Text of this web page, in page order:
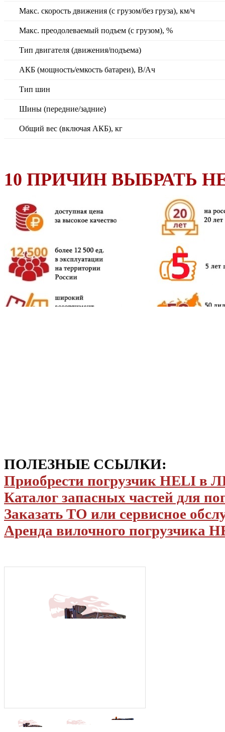
Макс. скорость движения (с грузом/без груза), км/ч
Макс. преодолеваемый подъем (с грузом), %
Тип двигателя (движения/подъема)
АКБ (мощность/емкость батареи), В/Ач
Тип шин
Шины (передние/задние)
Общий вес (включая АКБ), кг
10 ПРИЧИН ВЫБРАТЬ
ПОЛЕЗНЫЕ ССЫЛКИ:
Приобрести погрузчик HELI в
Каталог запасных частей для
Заказать ТО или сервисное
Аренда вилочного погрузчика